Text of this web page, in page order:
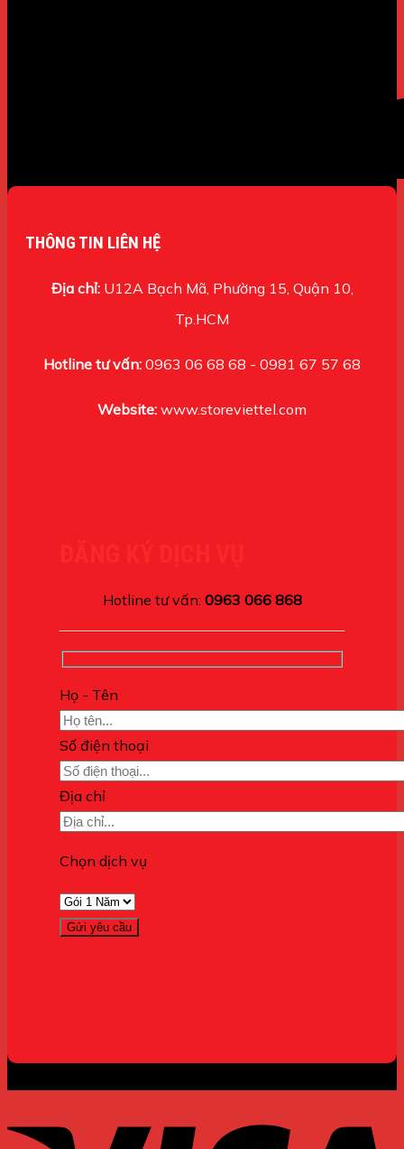
THÔNG TIN LIÊN HỆ
Địa chỉ:U12A Bạch Mã, Phường 15, Quận 10,
Tp.HCM
Hotline tư vấn: 0963 06 68 68 - 0981 67 57 68
Website: www.storeviettel.com
Hotline tư vấn: 0963 066 868
Họ - Tên
Số điện thoại
Địa chỉ
Chọn dịch vụ